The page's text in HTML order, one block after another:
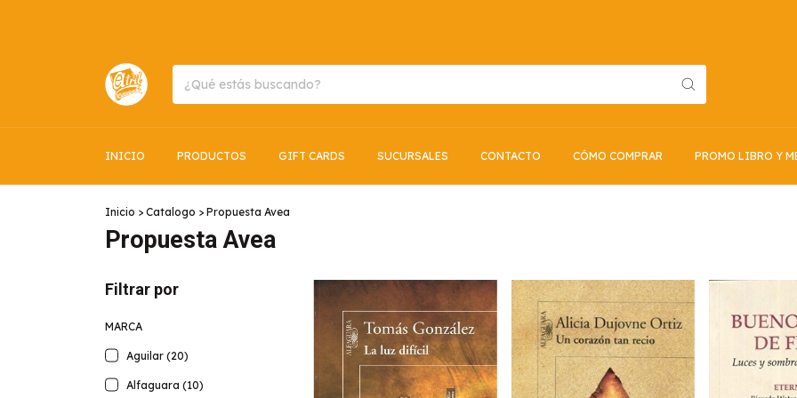
INICIO PRODUCTOS GIFT CARDS SUCURSALES CONTACTO CÓMO COMPRAR PROMO LIBRO Y
Inicio > Catalogo > Propuesta Avea
Propuesta Avea
Filtrar por
MARCA
Aguilar (20)
Alfaguara (10)